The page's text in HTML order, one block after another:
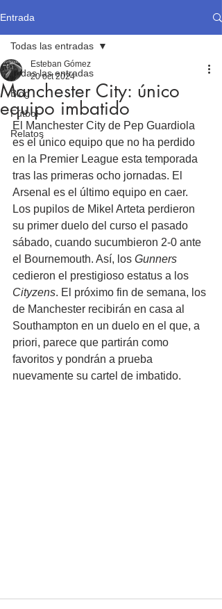
Entrada
Todas las entradas
Blog
Fútbol
Relatos
Todas las entradas
Manchester City: único
equipo imbatido
Esteban Gómez
20 oct 2024
El Manchester City de Pep Guardiola
es el único equipo que no ha perdido
en la Premier League esta temporada
tras las primeras ocho jornadas. El
Arsenal es el último equipo en caer.
Los pupilos de Mikel Arteta perdieron
su primer duelo del curso el pasado
sábado, cuando sucumbieron 2-0 ante
el Bournemouth. Así, los Gunners
cedieron el prestigioso estatus a los
Cityzens. El próximo fin de semana, los
de Manchester recibirán en casa al
Southampton en un duelo en el que, a
priori, parece que partirán como
favoritos y pondrán a prueba
nuevamente su cartel de imbatido.